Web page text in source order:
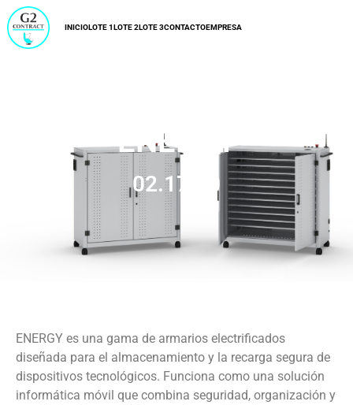
INICIOLOTE 1 LOTE 2LOTE 3CONTACTOEMPRESA
ENERGY
02.17.00
ENERGY es una gama de armarios electrificados
diseñada para el almacenamiento y la recarga segura de
dispositivos tecnológicos. Funciona como una solución
informática móvil que combina seguridad, organización y